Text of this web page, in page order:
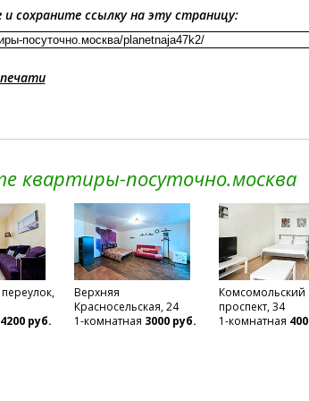
и сохраните ссылку на эту страницу:
квартиры-посуточно.москва
4200 руб.
Верхняя
Красносельская, 24
1-комнатная 3000 руб.
Комсомольский
проспект, 34
1-комнатная